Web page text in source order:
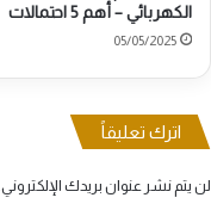
الكهربائي – أهم 5 احتمالات
05/05/2025
اترك تعليقاً
لن يتم نشر عنوان بريدك الإلكتروني.